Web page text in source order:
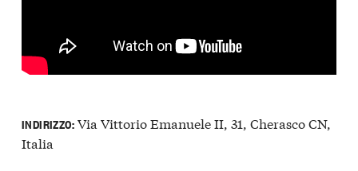
INDIRIZZO:Via Vittorio Emanuele II, 31, Cherasco CN,
Italia